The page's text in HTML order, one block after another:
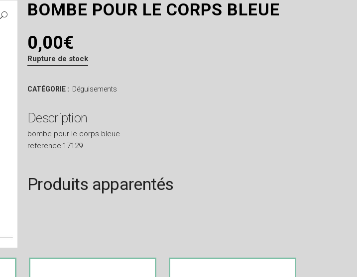
BOMBE POUR LE CORPS BLEUE
0,00€
Rupture de stock
CATÉGORIE : Déguisements
Description
bombe pour le corps bleue
reference:17129
Produits apparentés